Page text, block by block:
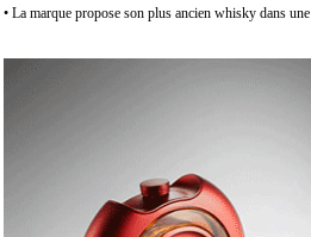
• La marque propose son plus ancien whisky dans une